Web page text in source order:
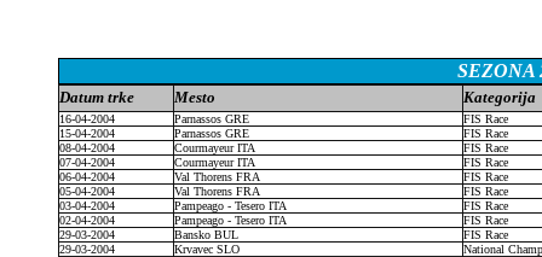
SEZONA
Datum trke Mesto Kategorija
16-04-2004 Parnassos GRE
FIS Race
15-04-2004
Parnassos GRE
FIS Race
08-04-2004
Courmayeur ITA
FIS Race
07-04-2004
Courmayeur ITA
FIS Race
06-04-2004
Val Thorens FRA
FIS Race
05-04-2004
Val Thorens FRA
FIS Race
03-04-2004
Pampeago - Tesero ITA
FIS Race
02-04-2004
Pampeago - Tesero ITA
FIS Race
29-03-2004
Bansko BUL
FIS Race
29-03-2004
Krvavec SLO
National